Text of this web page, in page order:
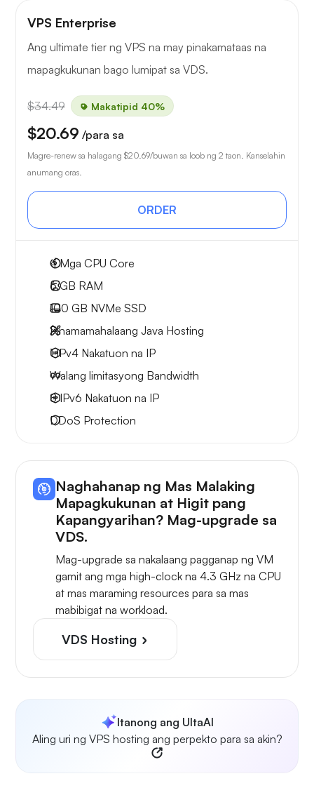
VPS Enterprise
Ang ultimate tier ng VPS na may pinakamataas na
mapagkukunan bago lumipat sa VDS.
$34.49 Makatipid 40%
$20.69 /para sa
Magre-renew sa halagang $20.69/buwan sa loob ng 2 taon. Kanselahin
anumang oras.
ORDER
4Mga CPU Core
6 GB RAM
100 GB NVMe SSD
Pinamamahalaang Java Hosting
1 IPv4 Nakatuon na IP
Walang limitasyong Bandwidth
8 IPv6 Nakatuon na IP
DDoS Protection
Naghahanap ng Mas Malaking
Mapagkukunan at Higit pang
Kapangyarihan? Mag-upgrade sa
VDS.
Mag-upgrade sa nakalaang pagganap ng VM
gamit ang mga high-clock na 4.3 GHz na CPU
at mas maraming resources para sa mas
mabibigat na workload.
VDS Hosting
Itanong ang UltaAI
Aling uri ng VPS hosting ang perpekto para sa akin?